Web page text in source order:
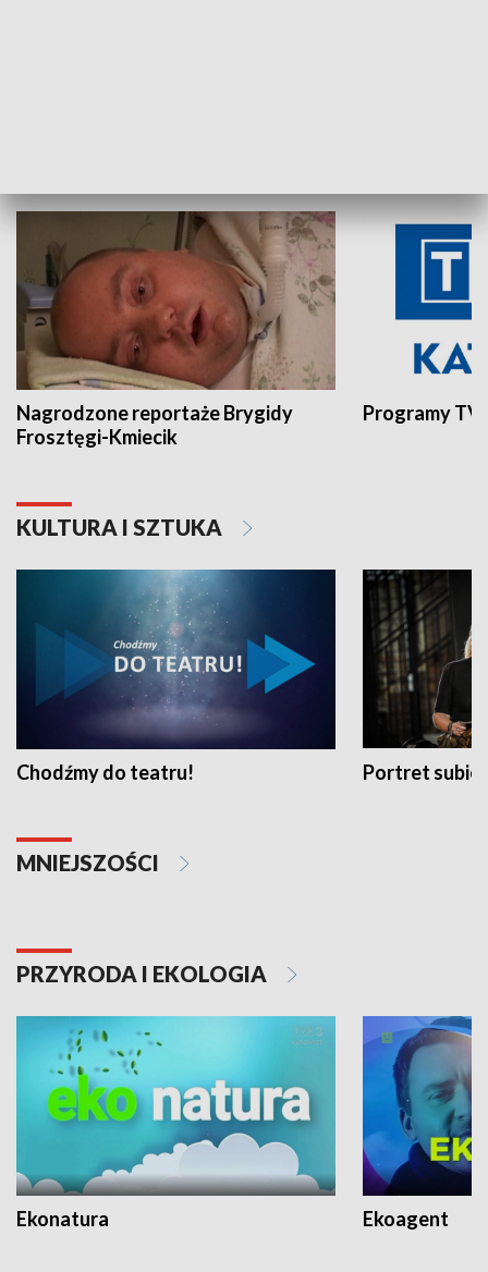
Nagrodzone reportaże Brygidy
Frosztęgi-Kmiecik
Programy
KULTURA I SZTUKA
Chodźmy do teatru! Portret
MNIEJSZOŚCI
PRZYRODA I EKOLOGIA
Ekonatura Ekoagent